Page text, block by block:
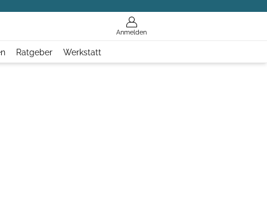
Anmelden
Ratgeber Werkstatt